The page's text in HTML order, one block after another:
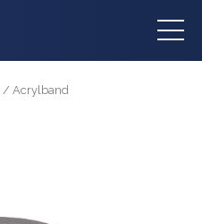
/ Acrylband